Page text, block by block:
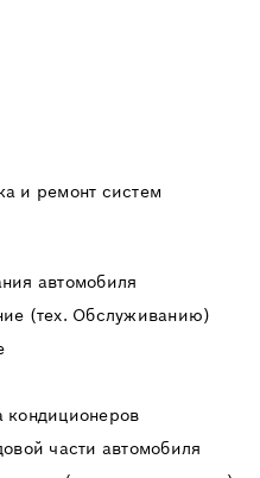
и ремонт систем
автомобиля
(тех. Обслуживанию)
кондиционеров
части автомобиля